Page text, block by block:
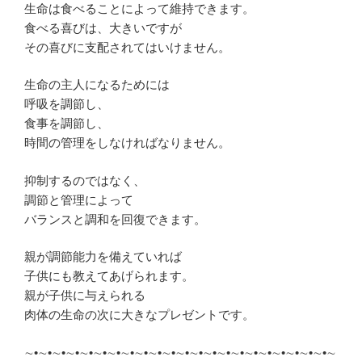
生命は食べることによって維持できます。
食べる喜びは、大きいですが
その喜びに支配されてはいけません。
生命の主人になるためには
呼吸を調節し、
食事を調節し、
時間の管理をしなければなりません。
抑制するのではなく、
調節と管理によって
バランスと調和を回復できます。
親が調節能力を備えていれば
子供にも教えてあげられます。
親が子供に与えられる
肉体の生命の次に大きなプレゼントです。
∼•∼•∼•∼•∼•∼•∼•∼•∼•∼•∼•∼•∼•∼•∼•∼•∼•∼•∼•∼•∼•∼•∼